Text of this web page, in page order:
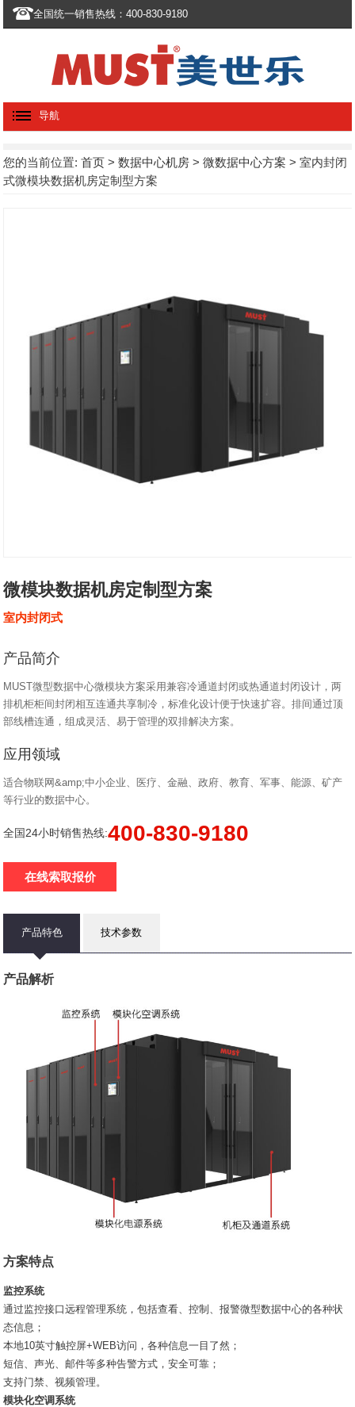
全国统一销售热线：400-830-9180
导航
您的当前位置:首页 >数据中心机房 >微数据中心方案 > 室内封闭
式微模块数据机房定制型方案
微模块数据机房定制型方案
室内封闭式
产品简介
MUST微型数据中心微模块方案采用兼容冷通道封闭或热通道封闭设计，两
排机柜柜间封闭相互连通共享制冷，标准化设计便于快速扩容。排间通过顶
部线槽连通，组成灵活、易于管理的双排解决方案。
应用领域
适合物联网&amp;中小企业、医疗、金融、政府、教育、军事、能源、矿产
等行业的数据中心。
全国24小时销售热线:400-830-9180
在线索取报价
产品特色 技术参数
产品解析
方案特点
监控系统
通过监控接口远程管理系统，包括查看、控制、报警微型数据中心的各种状
态信息；
本地10英寸触控屏+WEB访问，各种信息一目了然；
短信、声光、邮件等多种告警方式，安全可靠；
支持门禁、视频管理。
模块化空调系统